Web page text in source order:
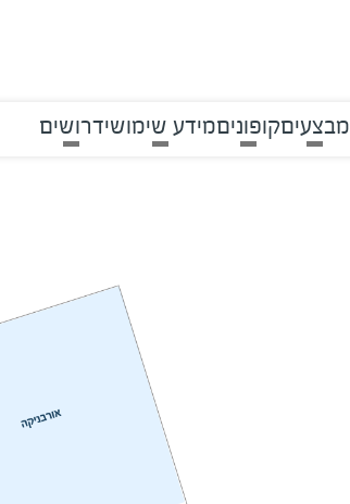
מבצעיםקופוניםמידע שימושידרושים